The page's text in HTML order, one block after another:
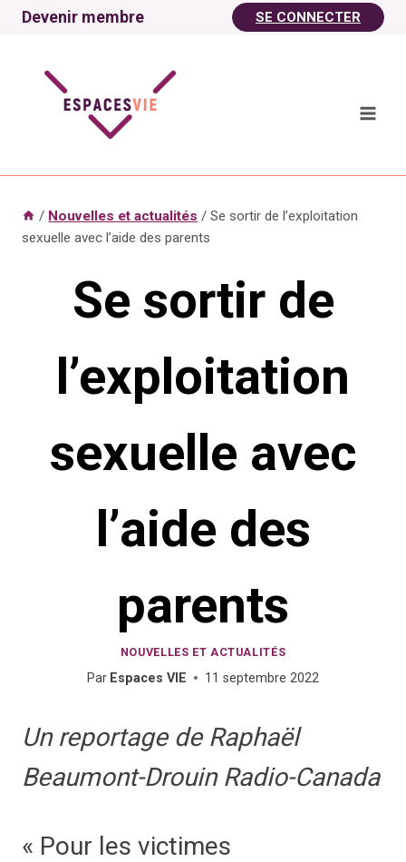
AllerDevenir membre SE CONNECTER
/ Nouvelles et actualités / Se sortir de l’exploitation
sexuelle avec l’aide des parents
Se sortir de
l’exploitation
sexuelle avec
l’aide des
parents
NOUVELLES ET ACTUALITÉS
Par Espaces VIE 11 septembre 2022
Un reportage de Raphaël
Beaumont-Drouin Radio-Canada
« Pour les victimes